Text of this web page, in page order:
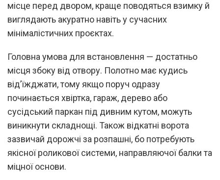
місце перед двором, краще поводяться взимку й
виглядають акуратно навіть у сучасних
мінімалістичних проєктах.
Головна умова для встановлення — достатньо
місця збоку від отвору. Полотно має кудись
від’їжджати, тому якщо поруч одразу
починається хвіртка, гараж, дерево або
сусідський паркан під дивним кутом, можуть
виникнути складнощі. Також відкатні ворота
зазвичай дорожчі за розпашні, бо потребують
якісної роликової системи, направляючої балки та
міцної основи.